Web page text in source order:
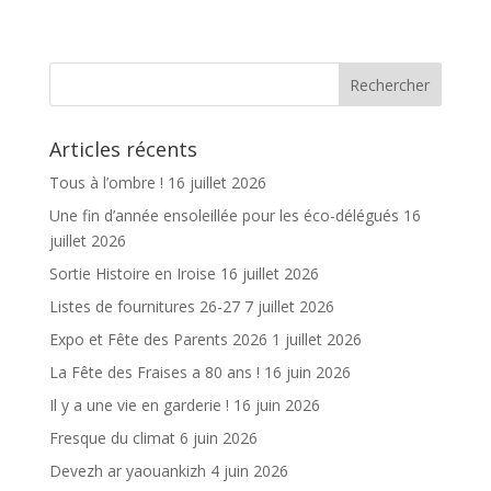
b
k
er l g
Articles récents
Tous à l’ombre ! 16 juillet 2026
Une fin d’année ensoleillée pour les éco-délégués 16
juillet 2026
Sortie Histoire en Iroise 16 juillet 2026
Listes de fournitures 26-27 7 juillet 2026
Expo et Fête des Parents 2026 1 juillet 2026
La Fête des Fraises a 80 ans ! 16 juin 2026
Il y a une vie en garderie ! 16 juin 2026
Fresque du climat 6 juin 2026
Devezh ar yaouankizh 4 juin 2026